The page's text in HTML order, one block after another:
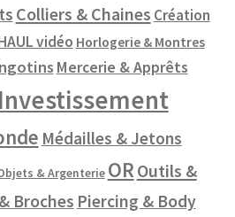
Colliers & Chaines Création
vidéo Horlogerie & Montres
Mercerie & Apprêts
Médailles & Jetons
& Argenterie OR Outils &
Broches Piercing & Body